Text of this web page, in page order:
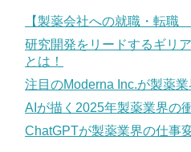
【製薬会社への就職・転職
研究開発をリードするギリ
とは！
注目のModerna Inc.が製薬
AIが描く2025年製薬業界の
ChatGPTが製薬業界の仕事